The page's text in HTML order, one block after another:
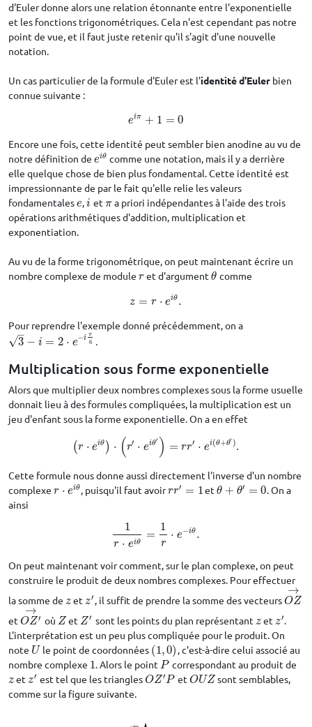
d'Euler donne alors une relation étonnante entre l'exponentielle
et les fonctions trigonométriques. Cela n'est cependant pas notre
point de vue, et il faut juste retenir qu'il s'agit d'une nouvelle
notation.
Un cas particulier de la formule d'Euler est l'identité d'Euler bien
connue suivante :
eiπ + 1 = 0
e iπ+ 1 =0
Encore une fois, cette identité peut sembler bien anodine au vu de
notre définition de eiθ
eiθ comme une notation, mais il y a derrière
elle quelque chose de bien plus fondamental. Cette identité est
impressionnante de par le fait qu'elle relie les valeurs
fondamentalese
e,i
i etπ
π a priori indépendantes à l'aide des trois
opérations arithmétiques d'addition, multiplication et
exponentiation.
Au vu de la forme trigonométrique, on peut maintenant écrire un
nombre complexe de module r
r et d'argumentθ
θ comme
z = r ⋅ eiθ.
z= r⋅ei θ.
Pour reprendre l'exemple donné précédemment, on a
3
–
√ − i = 2 ⋅ e−i π
6
3−i=2⋅ e −iπ 6 .
Multiplication sous forme exponentielle
Alors que multiplier deux nombres complexes sous la forme usuelle
donnait lieu à des formules compliquées, la multiplication est un
jeu d'enfant sous la forme exponentielle. On a en effet
(r ⋅ eiθ ) ⋅ (r′ ⋅ eiθ′ ) = rr′ ⋅ ei(θ+θ′ ).
(r⋅e i θ) ⋅(r ⋅ eiθ′ = r′⋅ei(θ +θ′).
Cette formule nous donne aussi directement l'inverse d'un nombre
complexe r ⋅ eiθ
r⋅ e iθ , puisqu'il faut avoirrr′ = 1
rr′= 1 etθ + θ′ = 0
θ +θ =0
. On a
ainsi
1
r ⋅ eiθ
=
1
r
⋅ e−iθ.
1r⋅ei θ= 1r⋅e−iθ.
On peut maintenant voir comment, sur le plan complexe, on peut
construire le produit de deux nombres complexes. Pour effectuer
la somme de z
z et z′
z′ , il suffit de prendre la somme des vecteursOZ
→
OZ→
et OZ′
→
OZ′→où Z
Z et Z′
Z′ sont les points du plan représentant z
zet z′
z′ .
L'interprétation est un peu plus compliquée pour le produit. On
note U
Ule point de coordonnées (1,0)
(1,0) , c'est-à-dire celui associé au
nombre complexe 1
1. Alors le point P
P correspondant au produit de
z
z et z′
z′ est tel que les trianglesOZ′P
OZ′P et OUZ
OUZ
sont semblables,
comme sur la figure suivante.